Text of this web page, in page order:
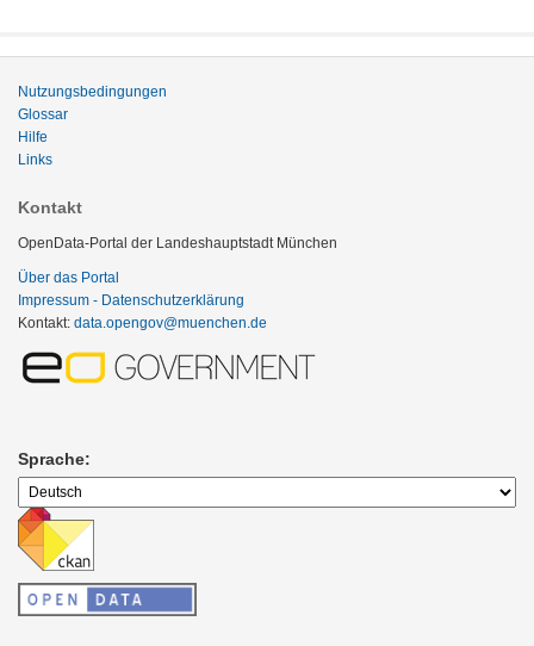
Nutzungsbedingungen
Glossar
Hilfe
Links
Kontakt
OpenData-Portal der Landeshauptstadt München
Über das Portal
Impressum - Datenschutzerklärung
Kontakt: data.opengov@muenchen.de
Sprache